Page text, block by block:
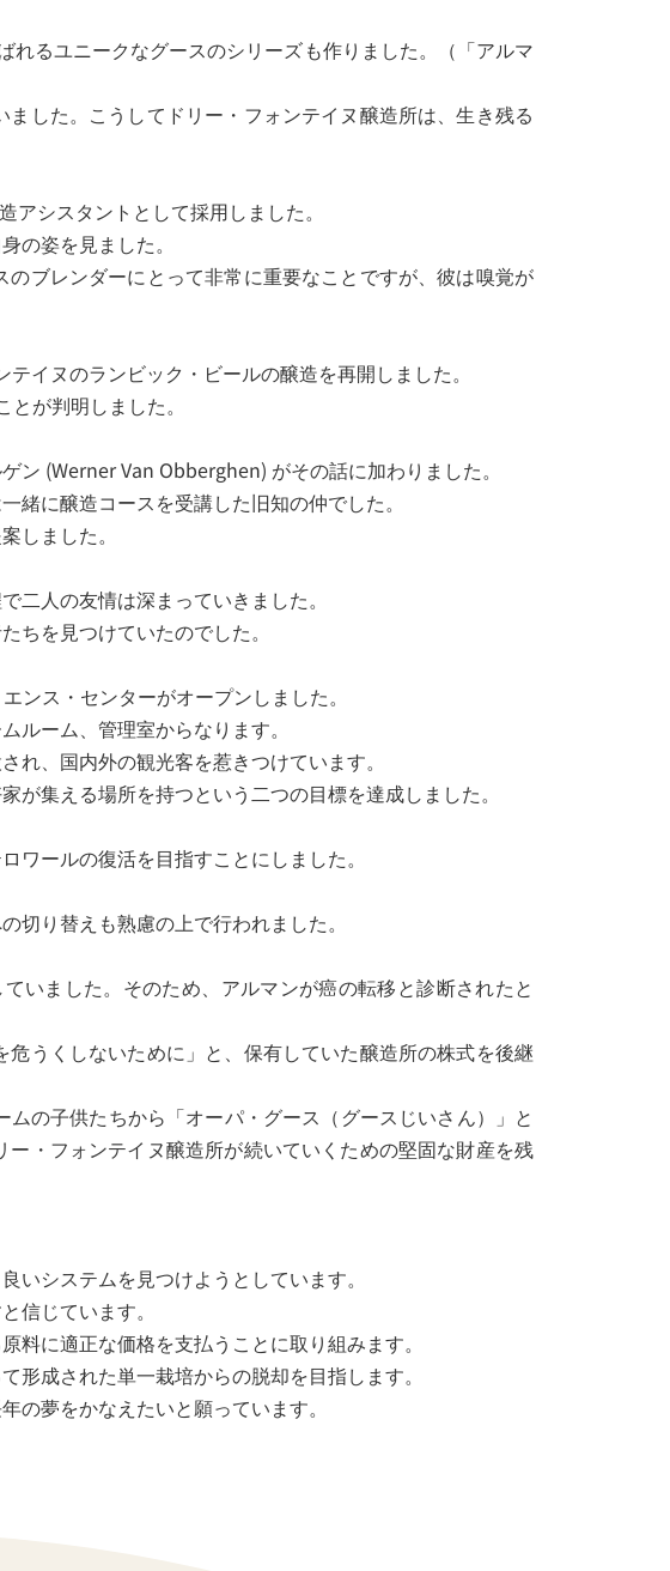
るユニークなグースのシリーズも作りました。（「アルマ
した。こうしてドリー・フォンテイヌ醸造所は、生き残る
シスタントとして採用しました。
の姿を見ました。
ブレンダーにとって非常に重要なことですが、彼は嗅覚が
イヌのランビック・ビールの醸造を再開しました。
が判明しました。
(Werner Van Obberghen) がその話に加わりました。
に醸造コースを受講した旧知の仲でした。
しました。
二人の友情は深まっていきました。
ちを見つけていたのでした。
ス・センターがオープンしました。
ルーム、管理室からなります。
、国内外の観光客を惹きつけています。
集える場所を持つという二つの目標を達成しました。
ールの復活を目指すことにしました。
り替えも熟慮の上で行われました。
いました。そのため、アルマンが癌の転移と診断されたと
うくしないために」と、保有していた醸造所の株式を後継
の子供たちから「オーパ・グース（グースじいさん）」と
・フォンテイヌ醸造所が続いていくための堅固な財産を残
システムを見つけようとしています。
信じています。
に適正な価格を支払うことに取り組みます。
成された単一栽培からの脱却を目指します。
の夢をかなえたいと願っています。